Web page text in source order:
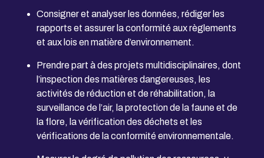
Consigner et analyser les données, rédiger les
rapports et assurer la conformité aux règlements
et aux lois en matière d’environnement.
Prendre part à des projets multidisciplinaires, dont
l’inspection des matières dangereuses, les
activités de réduction et de réhabilitation, la
surveillance de l’air, la protection de la faune et de
la flore, la vérification des déchets et les
vérifications de la conformité environnementale.